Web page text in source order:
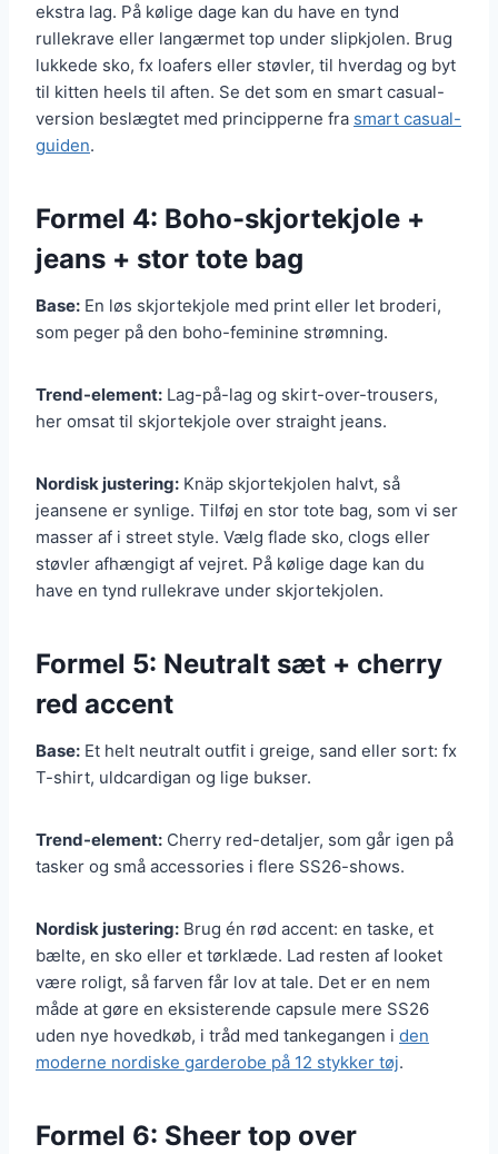
ekstra lag. På kølige dage kan du have en tynd
rullekrave eller langærmet top under slipkjolen. Brug
lukkede sko, fx loafers eller støvler, til hverdag og byt
til kitten heels til aften. Se det som en smart casual-
version beslægtet med principperne fra smart casual-
guiden.
Formel 4: Boho-skjortekjole +
jeans + stor tote bag
Base: En løs skjortekjole med print eller let broderi,
som peger på den boho-feminine strømning.
Trend-element: Lag-på-lag og skirt-over-trousers,
her omsat til skjortekjole over straight jeans.
Nordisk justering: Knäp skjortekjolen halvt, så
jeansene er synlige. Tilføj en stor tote bag, som vi ser
masser af i street style. Vælg flade sko, clogs eller
støvler afhængigt af vejret. På kølige dage kan du
have en tynd rullekrave under skjortekjolen.
Formel 5: Neutralt sæt + cherry
red accent
Base: Et helt neutralt outfit i greige, sand eller sort: fx
T-shirt, uldcardigan og lige bukser.
Trend-element: Cherry red-detaljer, som går igen på
tasker og små accessories i flere SS26-shows.
Nordisk justering: Brug én rød accent: en taske, et
bælte, en sko eller et tørklæde. Lad resten af looket
være roligt, så farven får lov at tale. Det er en nem
måde at gøre en eksisterende capsule mere SS26
uden nye hovedkøb, i tråd med tankegangen i den
moderne nordiske garderobe på 12 stykker tøj.
Formel 6: Sheer top over